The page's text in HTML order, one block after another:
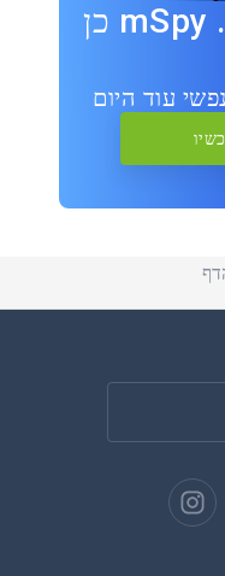
לנחש זה לא עובד. mSpy כן
עוד היום